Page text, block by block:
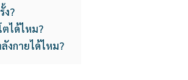
ง?
ได้ไหม?
งกายได้ไหม?